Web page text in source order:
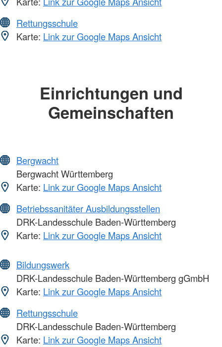
Rettungsschule
Karte: Link zur Google Maps Ansicht
Einrichtungen und
Gemeinschaften
Bergwacht
Bergwacht Württemberg
Karte: Link zur Google Maps Ansicht
Betriebssanitäter Ausbildungsstellen
DRK-Landesschule Baden-Württemberg
Karte: Link zur Google Maps Ansicht
Bildungswerk
DRK-Landesschule Baden-Württemberg gGmbH
Karte: Link zur Google Maps Ansicht
Rettungsschule
DRK-Landesschule Baden-Württemberg
Karte: Link zur Google Maps Ansicht